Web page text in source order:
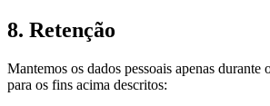
8. Retenção
Mantemos os dados pessoais apenas durante
para os fins acima descritos: